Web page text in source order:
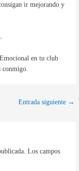
ir mejorando y
en tu club
Entrada siguiente →
Los campos